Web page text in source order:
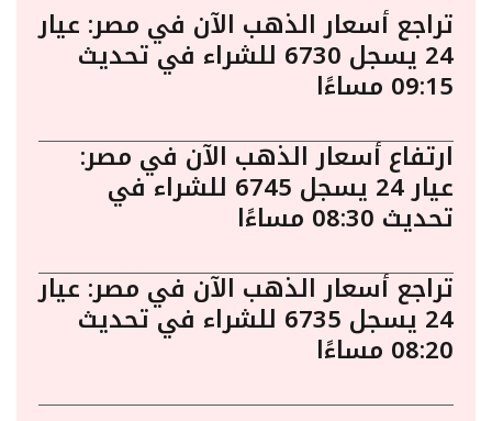
تراجع أسعار الذهب الآن في مصر: عيار
24 يسجل 6730 للشراء في تحديث
09:15 مساءًا
ارتفاع أسعار الذهب الآن في مصر:
عيار 24 يسجل 6745 للشراء في
تحديث 08:30 مساءًا
تراجع أسعار الذهب الآن في مصر: عيار
24 يسجل 6735 للشراء في تحديث
08:20 مساءًا